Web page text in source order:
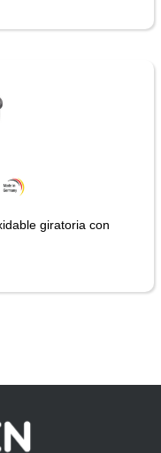
giratoria con